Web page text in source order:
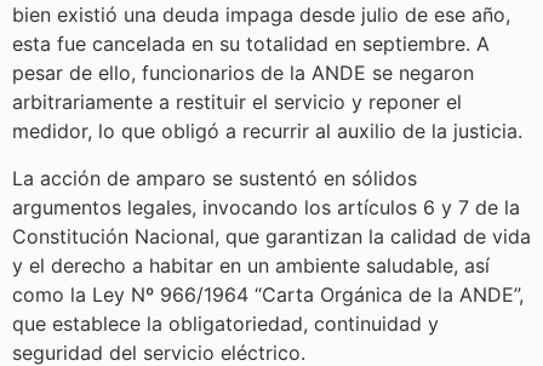
bien existió una deuda impaga desde julio de ese año,
esta fue cancelada en su totalidad en septiembre. A
pesar de ello, funcionarios de la ANDE se negaron
arbitrariamente a restituir el servicio y reponer el
medidor, lo que obligó a recurrir al auxilio de la justicia.
La acción de amparo se sustentó en sólidos
argumentos legales, invocando los artículos 6 y 7 de la
Constitución Nacional, que garantizan la calidad de vida
y el derecho a habitar en un ambiente saludable, así
como la Ley Nº 966/1964 “Carta Orgánica de la ANDE”,
que establece la obligatoriedad, continuidad y
seguridad del servicio eléctrico.